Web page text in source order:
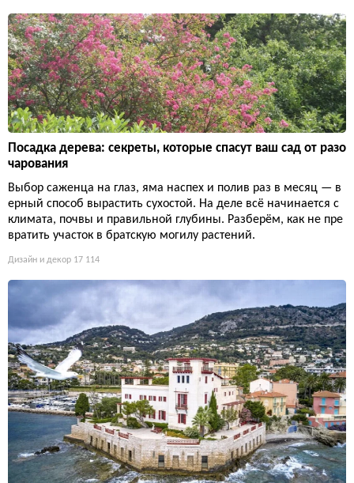
Посадка дерева: секреты, которые спасут ваш сад от разо
чарования
Выбор саженца на глаз, яма наспех и полив раз в месяц — в
ерный способ вырастить сухостой. На деле всё начинается с
климата, почвы и правильной глубины. Разберём, как не пре
вратить участок в братскую могилу растений.
Дизайн и декор 17 114